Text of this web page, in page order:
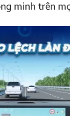
minh trên